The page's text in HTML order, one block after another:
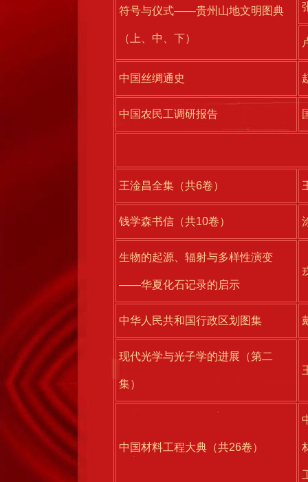
符号与仪式——贵州山地文明图典
（上、中、下）
中国丝绸通史
中国农民工调研报告
王淦昌全集（共6卷）
钱学森书信（共10卷）
生物的起源、辐射与多样性演变
——华夏化石记录的启示
中华人民共和国行政区划图集
现代光学与光子学的进展（第二
集）
中国材料工程大典（共26卷）